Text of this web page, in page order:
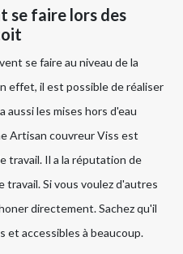
se faire lors des
se faire au niveau de la
effet, il est possible de réaliser
aussi les mises hors d'eau
Artisan couvreur Viss est
travail. Il a la réputation de
Si vous voulez d'autres
directement. Sachez qu'il
et accessibles à beaucoup.